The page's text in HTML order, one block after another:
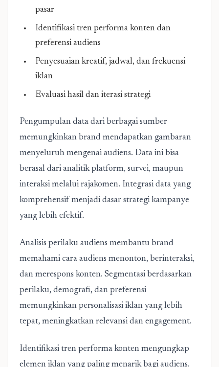
pasar
Identifikasi tren performa konten dan
preferensi audiens
Penyesuaian kreatif, jadwal, dan frekuensi
iklan
Evaluasi hasil dan iterasi strategi
Pengumpulan data dari berbagai sumber
memungkinkan brand mendapatkan gambaran
menyeluruh mengenai audiens. Data ini bisa
berasal dari analitik platform, survei, maupun
interaksi melalui rajakomen. Integrasi data yang
komprehensif menjadi dasar strategi kampanye
yang lebih efektif.
Analisis perilaku audiens membantu brand
memahami cara audiens menonton, berinteraksi,
dan merespons konten. Segmentasi berdasarkan
perilaku, demografi, dan preferensi
memungkinkan personalisasi iklan yang lebih
tepat, meningkatkan relevansi dan engagement.
Identifikasi tren performa konten mengungkap
elemen iklan yang paling menarik bagi audiens.